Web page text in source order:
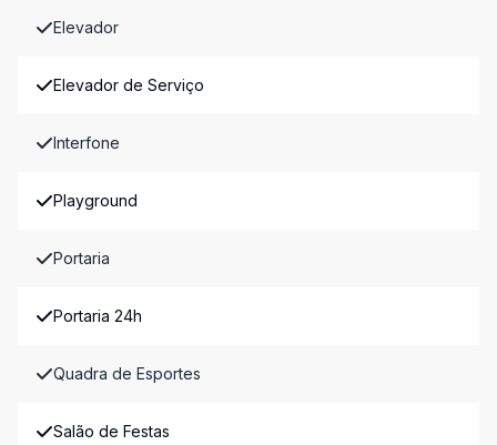
Elevador
Elevador de Serviço
Interfone
Playground
Portaria
Portaria 24h
Quadra de Esportes
Salão de Festas